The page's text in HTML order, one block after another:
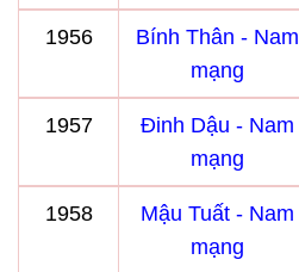
1956
Bính Thân - Nam
mạng
1957
Đinh Dậu - Nam
mạng
1958
Mậu Tuất - Nam
mạng